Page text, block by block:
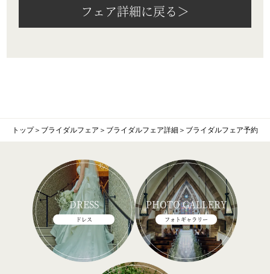
フェア詳細に戻る＞
トップ＞ ブライダルフェア ＞ ブライダルフェア詳細 ＞ ブライダルフェア予約
DRESS
ドレス
PHOTO GALLERY
フォトギャラリー